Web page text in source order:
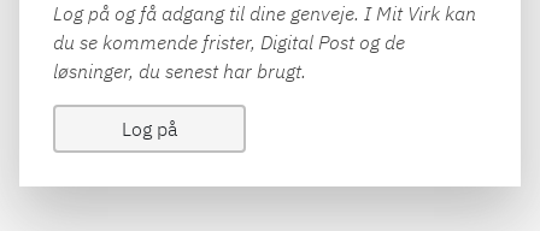
Log på og få adgang til dine genveje. I Mit Virk kan
du se kommende frister, Digital Post og de
løsninger, du senest har brugt.
Log på